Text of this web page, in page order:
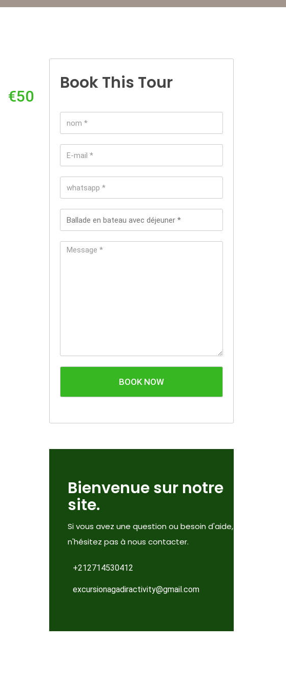
€50
Book This Tour
BOOK NOW
Bienvenue sur notre
site.
Si vous avez une question ou besoin d'aide,
n'hésitez pas à nous contacter.
+212714530412
excursionagadiractivity@gmail.com